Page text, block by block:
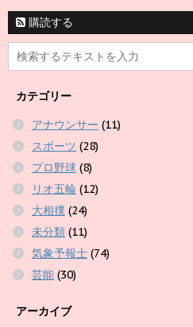
購読する
カテゴリー
アナウンサー (11)
スポーツ (28)
プロ野球 (8)
リオ五輪 (12)
大相撲 (24)
未分類 (11)
気象予報士 (74)
芸能 (30)
アーカイブ